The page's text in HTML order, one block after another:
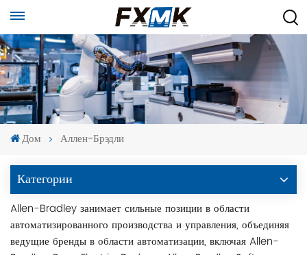
Дом Аллен-Брэдли
Категории
Allen-Bradley занимает сильные позиции в области
автоматизированного производства и управления, объединяя
ведущие бренды в области автоматизации, включая Allen-